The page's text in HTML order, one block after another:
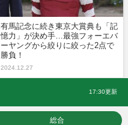
有馬記念に続き東京大賞典も「記
憶力」が決め手…最強フォーエバ
ーヤングから絞りに絞った2点で
勝負！
2024.12.27
17:30更新
総合